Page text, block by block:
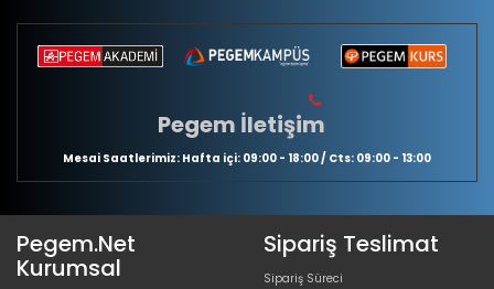
Pegem İletişim
Mesai Saatlerimiz: Hafta içi: 09:00 - 18:00 / Cts: 09:00 - 13:00
Pegem.Net
Kurumsal
Sipariş Teslimat
Sipariş Süreci